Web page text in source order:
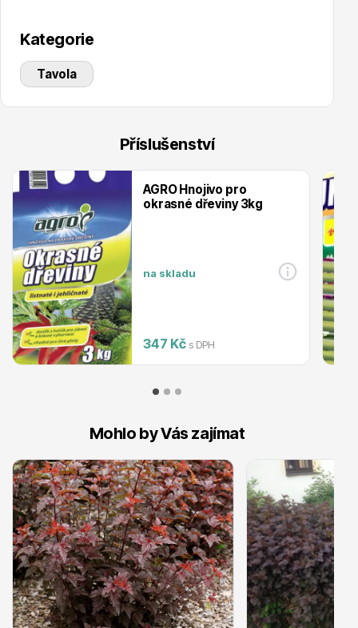
Bylinky do kuchyně
Živé ploty
Ovocné stromy
Okrasné trávy
Okrasné keře
Kategorie
Tavola
Příslušenství
AGRO Hnojivo pro
okrasné dřeviny 3kg
na skladu
347 Kč s DPH
Mohlo by Vás zajímat